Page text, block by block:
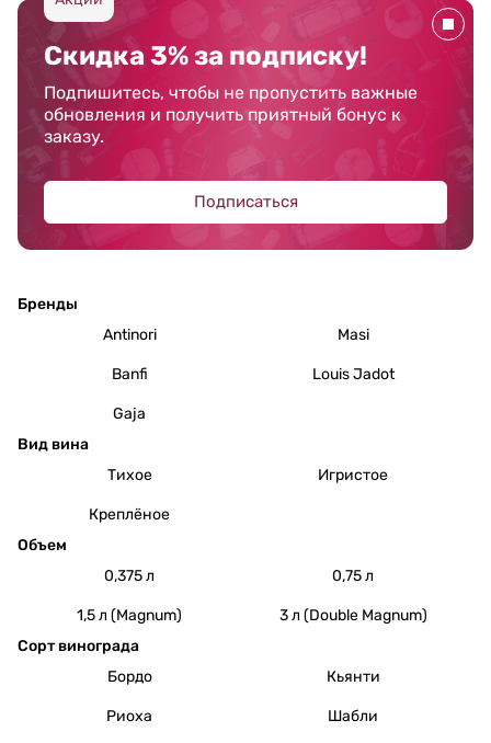
Скидка 3% за подписку!
Подпишитесь, чтобы не пропустить важные
обновления и получить приятный бонус к
заказу.
Подписаться
Бренды
Antinori
Masi
Banfi Louis Jadot
Gaja
Вид вина
Тихое
Игристое
Креплёное
Объем
0,375 л
0,75 л
1,5 л (Magnum)
3 л (Double Magnum)
Сорт винограда
Бордо
Кьянти
Риоха Шабли